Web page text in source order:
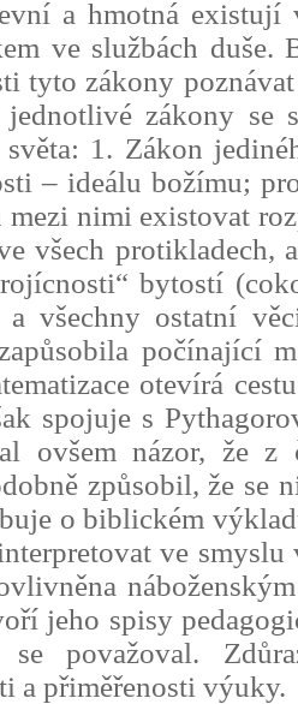
a hmotná
ve službách
tyto zákony
jednotlivé zákony se
1. Zákon
– ideálu božímu;
mezi nimi existovat
všech
bytostí
všechny ostatní
počínající
otevírá
spojuje s
ovšem názor, že z
způsobil, že se
o biblickém
ve smyslu
jeho spisy
se považoval.
a přiměřenosti výuky.